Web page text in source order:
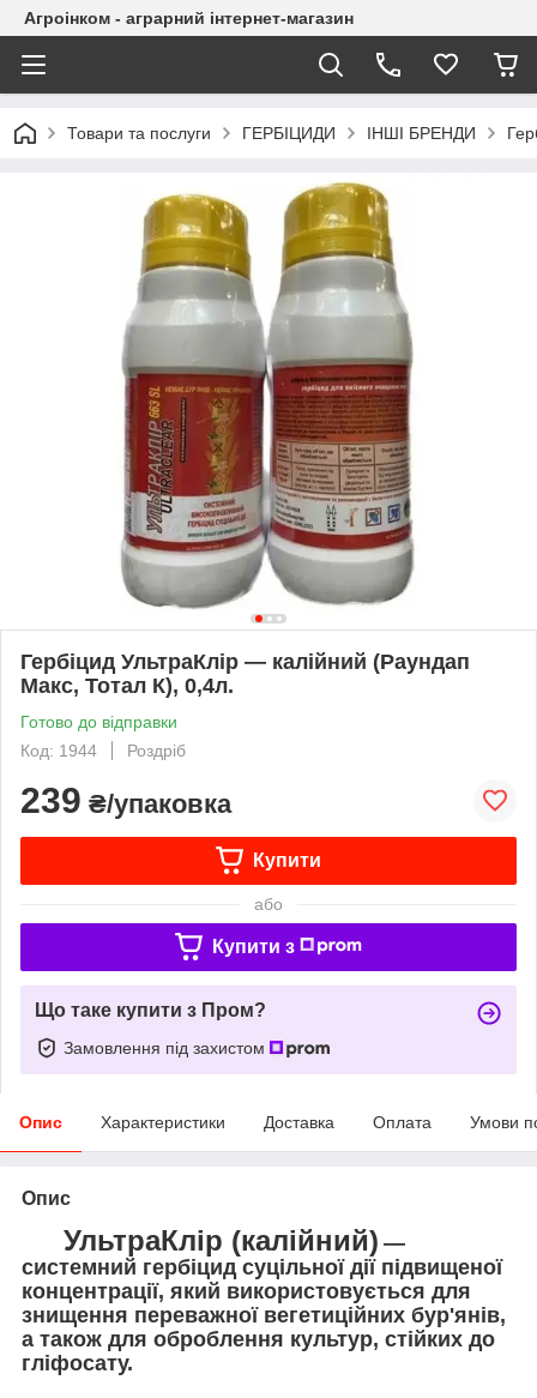
Агроінком - аграрний інтернет-магазин
Товари та послуги ГЕРБІЦИДИ ІНШІ БРЕНДИ
Гербіцид УльтраКлір — калійний (Раундап
Макс, Тотал К), 0,4л.
Готово до відправки
Код: 1944
Роздріб
239 ₴/упаковка
Купити
або
Купити з
Що таке купити з Пром?
Замовлення під захистом
Опис Характеристики Доставка Оплата Умови
Опис
УльтраКлір (калійний) —
системний гербіцид суцільної дії підвищеної
концентрації, який використовується для
знищення переважної вегетиційних бур'янів,
а також для оброблення культур, стійких до
гліфосату.